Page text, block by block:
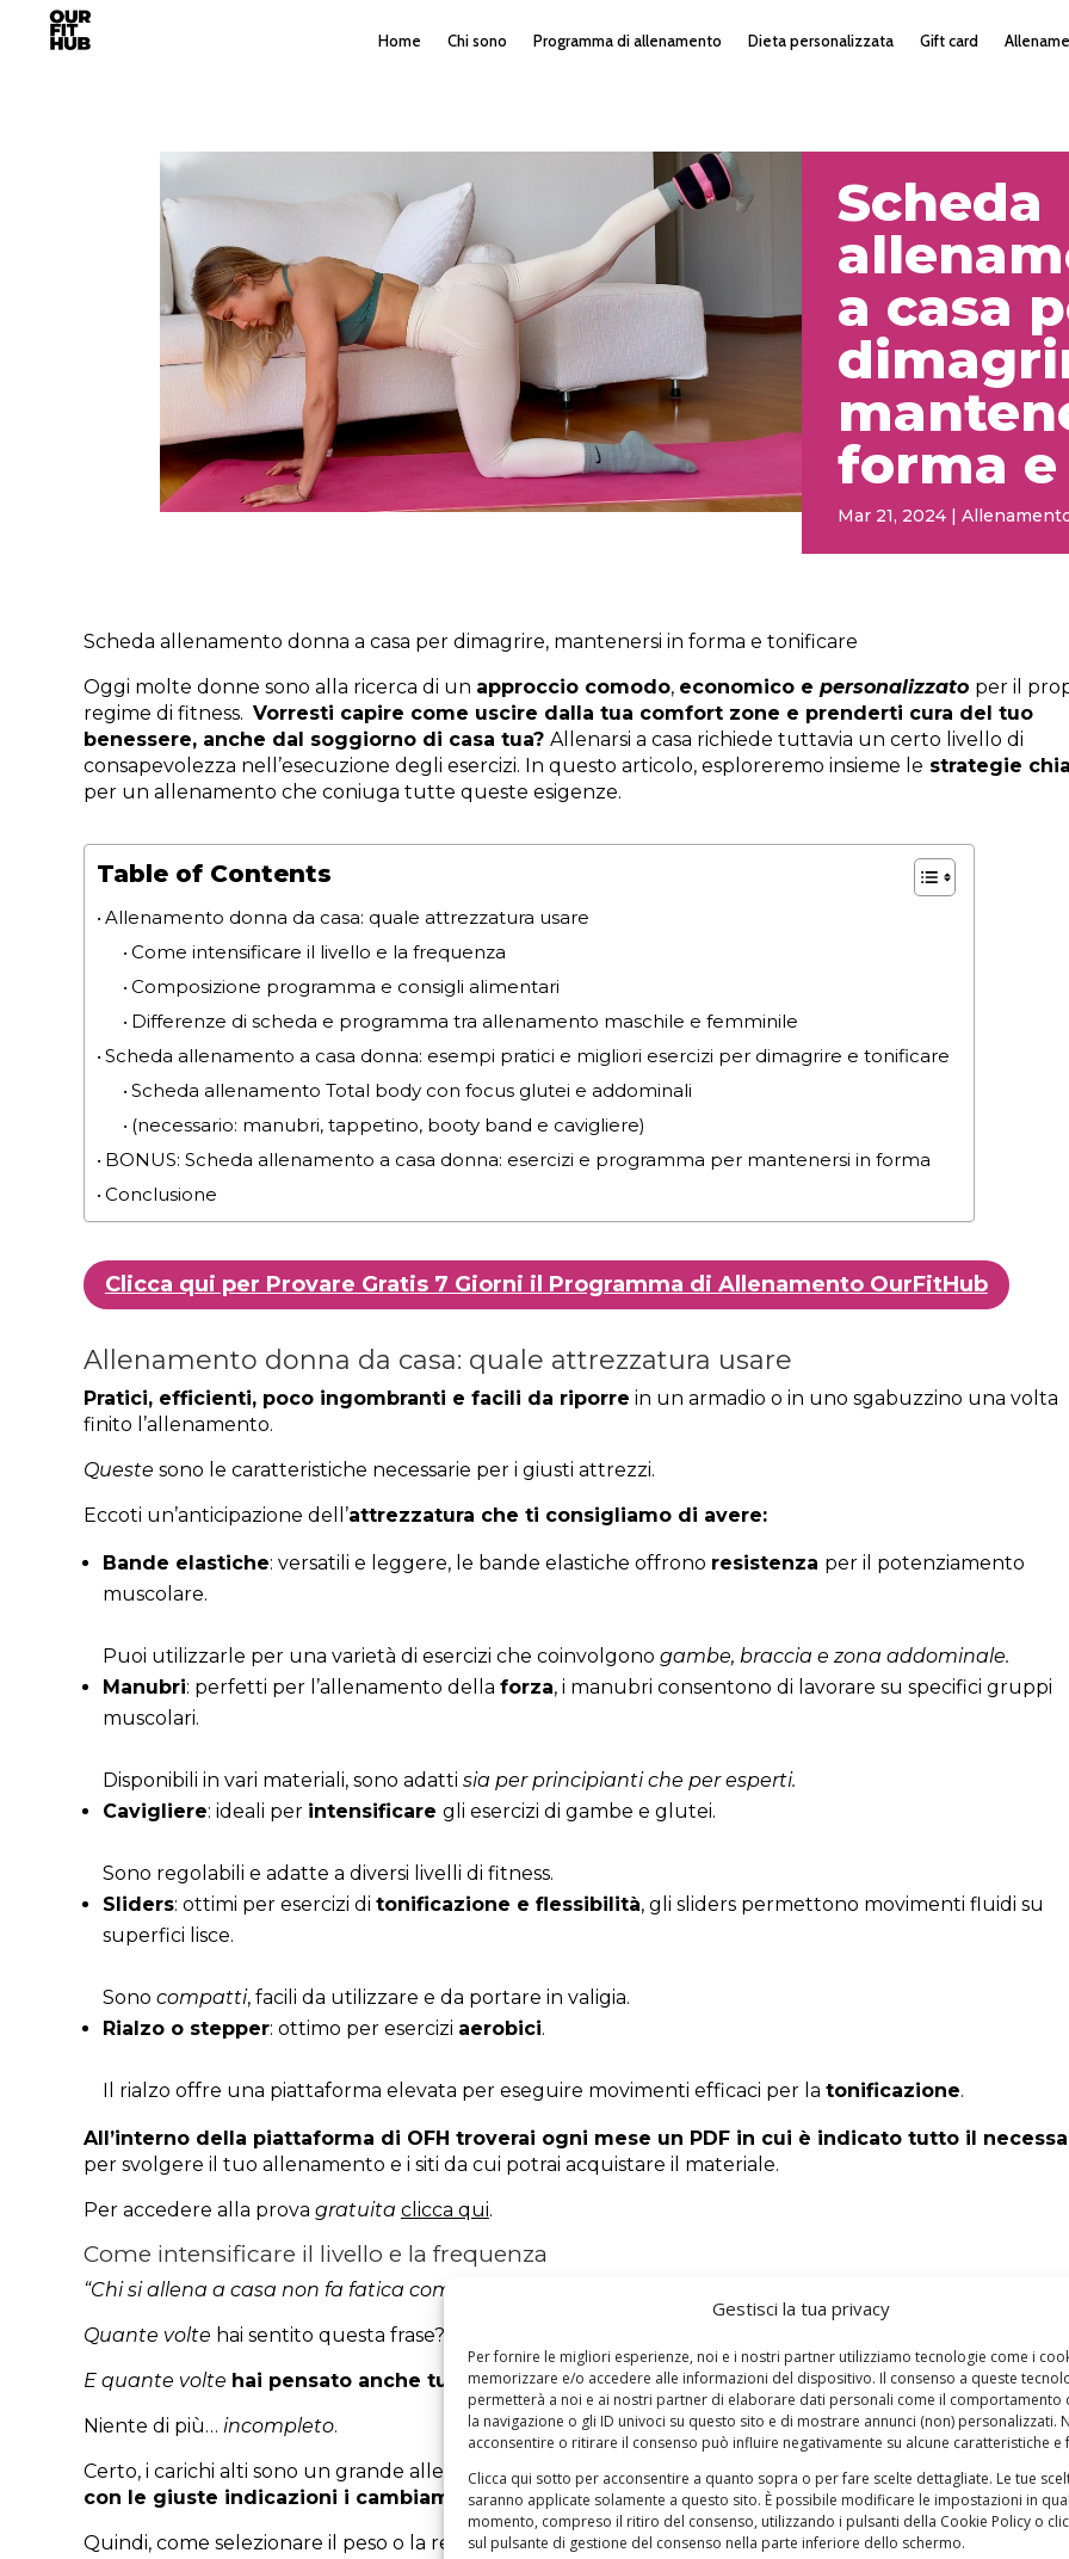
Gestisci la tua privacy
Per fornire le migliori esperienze, noi e i nostri partner utilizziamo tecnologie come i
memorizzare e/o accedere alle informazioni del dispositivo. Il consenso a queste
permetterà a noi e ai nostri partner di elaborare dati personali come il comportamento
la navigazione o gli ID univoci su questo sito e di mostrare annunci (non) personalizzati.
acconsentire o ritirare il consenso può influire negativamente su alcune caratteristiche e
Clicca qui sotto per acconsentire a quanto sopra o per fare scelte dettagliate. Le tue
saranno applicate solamente a questo sito. È possibile modificare le impostazioni in
momento, compreso il ritiro del consenso, utilizzando i pulsanti della Cookie Policy o
sul pulsante di gestione del consenso nella parte inferiore dello schermo.
Home Chi sono Programma di allenamento Dieta personalizzata Gift card
Scheda
a casa
forma
Mar 21, 2024 |
Scheda allenamento donna a casa per dimagrire, mantenersi in forma e tonificare
Oggi molte donne sono alla ricerca di un approccio comodo, economico e personalizzato per il
regime di fitness. Vorresti capire come uscire dalla tua comfort zone e prenderti cura del tuo
benessere, anche dal soggiorno di casa tua? Allenarsi a casa richiede tuttavia un certo livello di
consapevolezza nell’esecuzione degli esercizi. In questo articolo, esploreremo insieme le strategie
per un allenamento che coniuga tutte queste esigenze.
Table of Contents
Allenamento donna da casa: quale attrezzatura usare
Come intensificare il livello e la frequenza
Composizione programma e consigli alimentari
Differenze di scheda e programma tra allenamento maschile e femminile
Scheda allenamento a casa donna: esempi pratici e migliori esercizi per dimagrire e tonificare
Scheda allenamento Total body con focus glutei e addominali
(necessario: manubri, tappetino, booty band e cavigliere)
BONUS: Scheda allenamento a casa donna: esercizi e programma per mantenersi in forma
Conclusione
Clicca qui per Provare Gratis 7 Giorni il Programma di Allenamento OurFitHub
Allenamento donna da casa: quale attrezzatura usare
Pratici, efficienti, poco ingombranti e facili da riporre in un armadio o in uno sgabuzzino una volta
finito l’allenamento.
Queste sono le caratteristiche necessarie per i giusti attrezzi.
Eccoti un’anticipazione dell’attrezzatura che ti consigliamo di avere:
Bande elastiche: versatili e leggere, le bande elastiche offrono resistenza per il potenziamento
muscolare.
Puoi utilizzarle per una varietà di esercizi che coinvolgono gambe, braccia e zona addominale.
Manubri: perfetti per l’allenamento della forza, i manubri consentono di lavorare su specifici gruppi
muscolari.
Disponibili in vari materiali, sono adatti sia per principianti che per esperti.
Cavigliere: ideali per intensificare gli esercizi di gambe e glutei.
Sono regolabili e adatte a diversi livelli di fitness.
Sliders: ottimi per esercizi di tonificazione e flessibilità, gli sliders permettono movimenti fluidi su
superfici lisce.
Sono compatti, facili da utilizzare e da portare in valigia.
Rialzo o stepper: ottimo per esercizi aerobici.
Il rialzo offre una piattaforma elevata per eseguire movimenti efficaci per la tonificazione.
All’interno della piattaforma di OFH troverai ogni mese un PDF in cui è indicato tutto il
per svolgere il tuo allenamento e i siti da cui potrai acquistare il materiale.
Per accedere alla prova gratuita clicca qui.
Come intensificare il livello e la frequenza
“Chi si allena a casa non fa fatica come chi va in palestra.”
Quante volte hai sentito questa frase?
E quante volte hai pensato anche tu di doverti per forza iscrivere in palestra per ottenere
Niente di più… incompleto.
Certo, i carichi alti sono un grande alleato per chi vuole costruire massa muscolare, forza e resistenza,
con le giuste indicazioni i cambiamenti si possono vedere(e sentire)nel giro di qualche mese.
Quindi, come selezionare il peso o la resistenza giusta per raggiungere i tuoi obiettivi?